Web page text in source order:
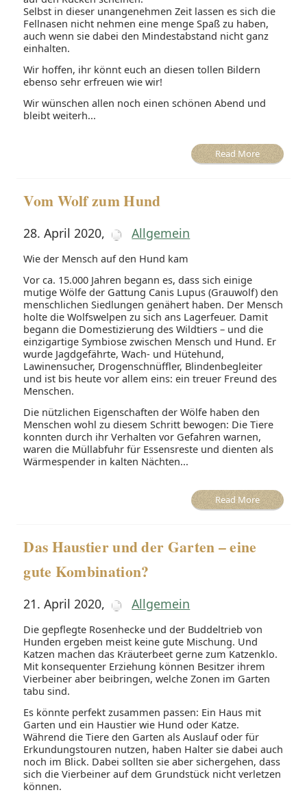
Selbst in dieser unangenehmen Zeit lassen es sich die
Fellnasen nicht nehmen eine menge Spaß zu haben,
auch wenn sie dabei den Mindestabstand nicht ganz
einhalten.
Wir hoffen, ihr könnt euch an diesen tollen Bildern
ebenso sehr erfreuen wie wir!
Wir wünschen allen noch einen schönen Abend und
bleibt weiterh...
Read More
Vom Wolf zum Hund
28. April 2020, Allgemein
Wie der Mensch auf den Hund kam
Vor ca. 15.000 Jahren begann es, dass sich einige
mutige Wölfe der Gattung Canis Lupus (Grauwolf) den
menschlichen Siedlungen genähert haben. Der Mensch
holte die Wolfswelpen zu sich ans Lagerfeuer. Damit
begann die Domestizierung des Wildtiers – und die
einzigartige Symbiose zwischen Mensch und Hund. Er
wurde Jagdgefährte, Wach- und Hütehund,
Lawinensucher, Drogenschnüffler, Blindenbegleiter
und ist bis heute vor allem eins: ein treuer Freund des
Menschen.
Die nützlichen Eigenschaften der Wölfe haben den
Menschen wohl zu diesem Schritt bewogen: Die Tiere
konnten durch ihr Verhalten vor Gefahren warnen,
waren die Müllabfuhr für Essensreste und dienten als
Wärmespender in kalten Nächten...
Read More
Das Haustier und der Garten – eine
gute Kombination?
21. April 2020, Allgemein
Die gepflegte Rosenhecke und der Buddeltrieb von
Hunden ergeben meist keine gute Mischung. Und
Katzen machen das Kräuterbeet gerne zum Katzenklo.
Mit konsequenter Erziehung können Besitzer ihrem
Vierbeiner aber beibringen, welche Zonen im Garten
tabu sind.
Es könnte perfekt zusammen passen: Ein Haus mit
Garten und ein Haustier wie Hund oder Katze.
Während die Tiere den Garten als Auslauf oder für
Erkundungstouren nutzen, haben Halter sie dabei auch
noch im Blick. Dabei sollten sie aber sichergehen, dass
sich die Vierbeiner auf dem Grundstück nicht verletzen
können.